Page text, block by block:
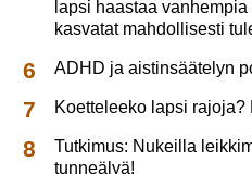
lapsi haastaa
kasvatat mahdollisesti
ADHD ja aistinsäätelyn
Koetteleeko lapsi
Tutkimus: Nukeilla
tunneälyä!